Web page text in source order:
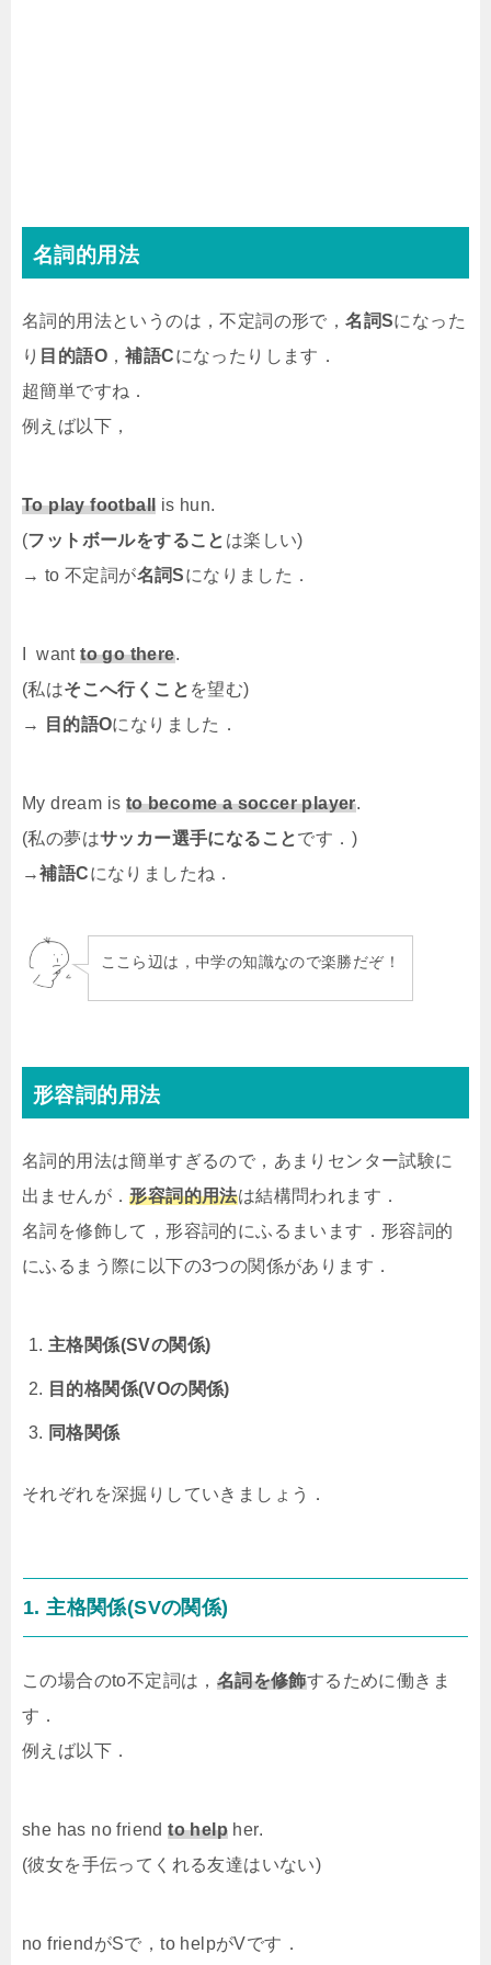
名詞的用法
名詞的用法というのは，不定詞の形で，名詞Sになった
り 目的語O ，補語Cになったりします．
超簡単ですね．
例えば以下，
To play football is hun.
(フットボールをすること は楽しい)
→ to 不定詞が名詞Sになりました．
I wantto go there.
(私はそこへ行くこと を望む)
→
目的語Oになりました．
My dream is to become a soccer player.
(私の夢はサッカー選手になることです．)
→補語Cになりましたね．
ここら辺は，中学の知識なので楽勝だぞ！
形容詞的用法
名詞的用法は簡単すぎるので，あまりセンター試験に
出ませんが．形容詞的用法は結構問われます．
名詞を修飾して，形容詞的にふるまいます．形容詞的
にふるまう際に以下の3つの関係があります．
主格関係(SVの関係)
目的格関係(VOの関係)
同格関係
それぞれを深掘りしていきましょう．
1. 主格関係(SVの関係)
この場合のto不定詞は， 名詞を修飾するために働きま
す．
例えば以下．
she has no friendto help her.
(彼女を手伝ってくれる友達はいない)
no friendがSで，to helpがVです．